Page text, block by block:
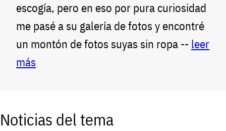
escogía, pero en eso por pura curiosidad
me pasé a su galería de fotos y encontré
un montón de fotos suyas sin ropa -- leer
más
Noticias del tema